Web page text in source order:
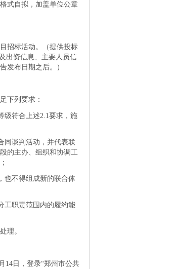
式自拟，加盖单位公章
招标活动。（提供投标
出资信息、主要人员信
发布日期之后。）
下列要求：
级符合上述2.1要求，施
同谈判活动，并代表联
的主办、组织和协调工
也不得组成新的联合体
工职责范围内的履约能
理。
14日，登录“郑州市公共